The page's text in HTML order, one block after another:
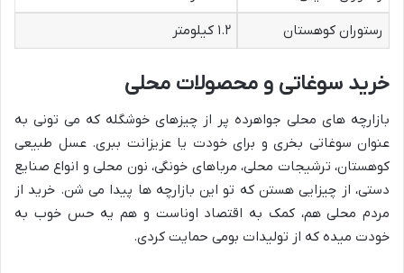
رستوران کوهستان
۱.۲ کیلومتر
خرید سوغاتی و محصولات محلی
بازارچه های محلی جواهرده پر از چیزهای خوشگله که می تونی به
عنوان سوغاتی بخری و برای خودت یا عزیزانت ببری. عسل طبیعی
کوهستان، ترشیجات محلی، مرباهای خونگی، نون محلی و انواع صنایع
دستی، از چیزایی هستن که تو این بازارچه ها پیدا می شن. خرید از
مردم محلی هم، کمک به اقتصاد اوناست و هم یه حس خوب به
خودت میده که از تولیدات بومی حمایت کردی.